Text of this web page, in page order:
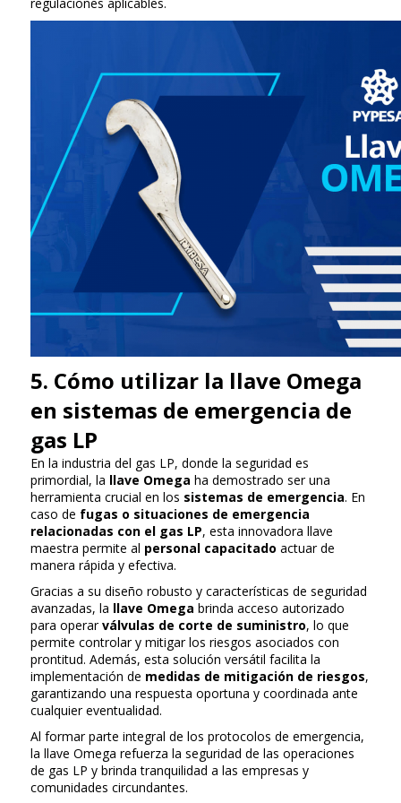
5. Cómo utilizar la llave Omega
en sistemas de emergencia de
gas LP
En la industria del gas LP, donde la seguridad es
primordial, la llave Omega ha demostrado ser una
herramienta crucial en los sistemas de emergencia. En
caso de fugas o situaciones de emergencia
relacionadas con el gas LP, esta innovadora llave
maestra permite al personal capacitado actuar de
manera rápida y efectiva.
Gracias a su diseño robusto y características de seguridad
avanzadas, la llave Omega brinda acceso autorizado
para operarválvulas de corte de suministro, lo que
permite controlar y mitigar los riesgos asociados con
prontitud. Además, esta solución versátil facilita la
implementación de medidas de mitigación de riesgos,
garantizando una respuesta oportuna y coordinada ante
cualquier eventualidad.
Al formar parte integral de los protocolos de emergencia,
la llave Omega refuerza la seguridad de las operaciones
de gas LP y brinda tranquilidad a las empresas y
comunidades circundantes.